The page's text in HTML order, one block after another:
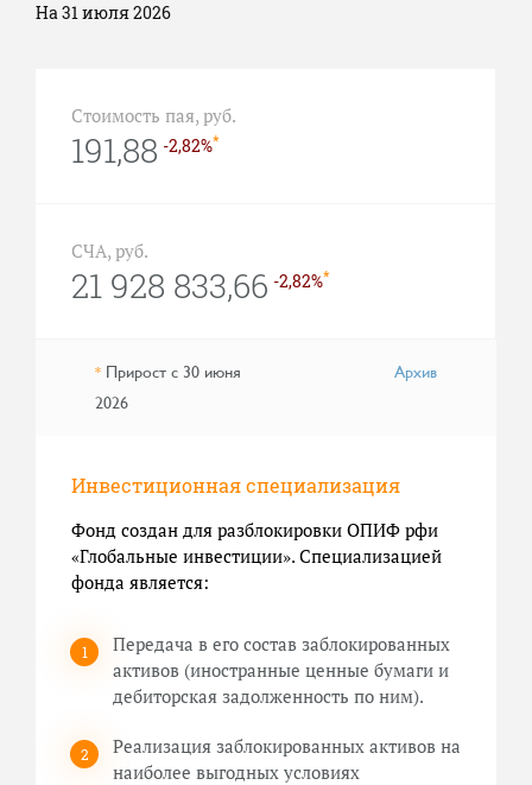
На 31 июля 2026
Стоимость пая, руб.
191,88 -2,82%*
СЧА, руб.
21 928 833,66 -2,82%*
* Прирост с 30 июня
2026
Архив
Инвестиционная специализация
Фонд создан для разблокировки ОПИФ рфи
«Глобальные инвестиции». Специализацией
фонда является:
Передача в его состав заблокированных
активов (иностранные ценные бумаги и
дебиторская задолженность по ним).
Реализация заблокированных активов на
наиболее выгодных условиях